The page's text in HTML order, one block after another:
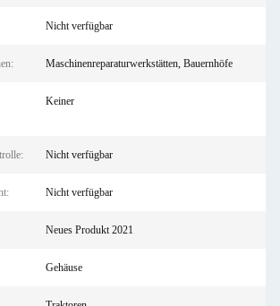
Nicht verfügbar
Maschinenreparaturwerkstätten, Bauernhöfe
Keiner
Nicht verfügbar
Nicht verfügbar
Neues Produkt 2021
Gehäuse